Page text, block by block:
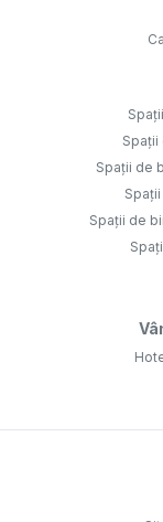
Spații
Spații de
Spații de